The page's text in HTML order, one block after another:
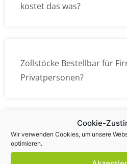
Cookie-
Wir verwenden Cookies, um unsere
optimieren.
kostet das was?
Zollstöcke Bestellbar für
Privatpersonen?
Wie kann ich die Daten
übermitteln?